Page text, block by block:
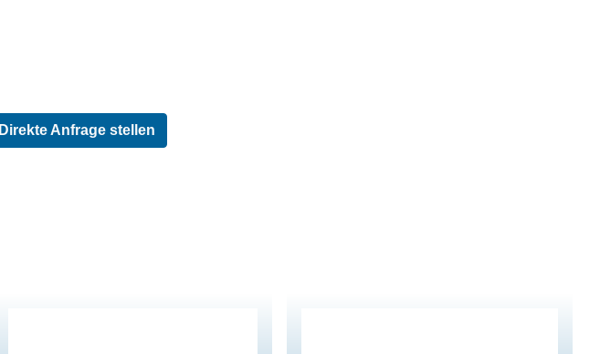
Direkte Anfrage stellen